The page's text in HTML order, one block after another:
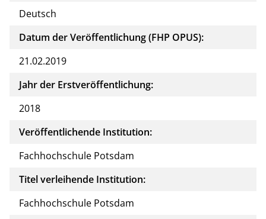
Deutsch
Datum der Veröffentlichung (FHP OPUS):
21.02.2019
Jahr der Erstveröffentlichung:
2018
Veröffentlichende Institution:
Fachhochschule Potsdam
Titel verleihende Institution:
Fachhochschule Potsdam